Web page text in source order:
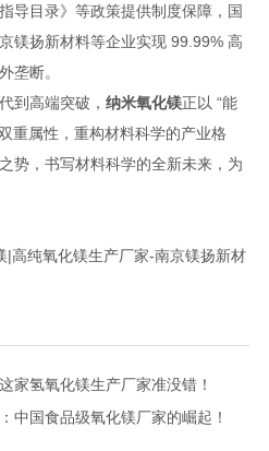
导目录》等政策提供制度保障，国
镁扬新材料等企业实现 99.99% 高
垄断。
到高端突破， 纳米氧化镁正以 “能
重属性，重构材料科学的产业格
势，书写材料科学的全新未来，为
高纯氧化镁生产厂家-南京镁扬新材
家氢氧化镁生产厂家准没错！
中国食品级氧化镁厂家的崛起！